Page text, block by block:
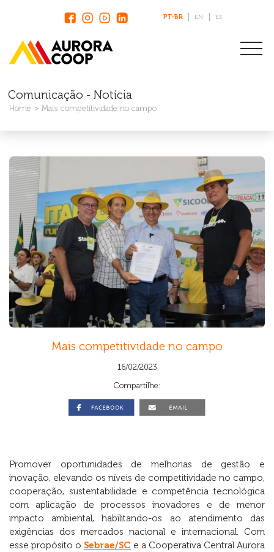
PT-BR EN ES
Comunicação - Notícia
Home Mais competitividade no campo
Mais competitividade no campo
16/02/2023
Compartilhe:
Promover oportunidades de melhorias de gestão e
inovação, elevando os níveis de competitividade no campo,
cooperação, sustentabilidade e competência tecnológica
com aplicação de processos inovadores e de menor
impacto ambiental, habilitando-os ao atendimento das
exigências dos mercados nacional e internacional. Com
esse propósito o Sebrae/SC e a Cooperativa Central Aurora